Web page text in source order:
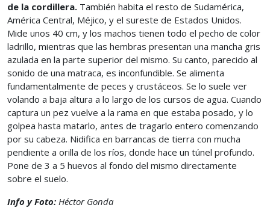
de la cordillera. También habita el resto de Sudamérica,
América Central, Méjico, y el sureste de Estados Unidos.
Mide unos 40 cm, y los machos tienen todo el pecho de color
ladrillo, mientras que las hembras presentan una mancha gris
azulada en la parte superior del mismo. Su canto, parecido al
sonido de una matraca, es inconfundible. Se alimenta
fundamentalmente de peces y crustáceos. Se lo suele ver
volando a baja altura a lo largo de los cursos de agua. Cuando
captura un pez vuelve a la rama en que estaba posado, y lo
golpea hasta matarlo, antes de tragarlo entero comenzando
por su cabeza. Nidifica en barrancas de tierra con mucha
pendiente a orilla de los ríos, donde hace un túnel profundo.
Pone de 3 a 5 huevos al fondo del mismo directamente
sobre el suelo.
Info y Foto: Héctor Gonda